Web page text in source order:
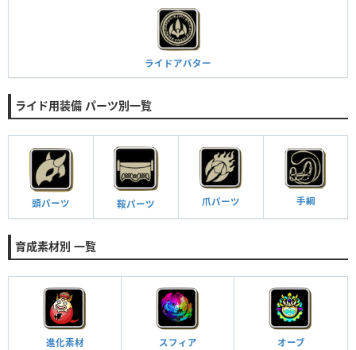
ライドアバター
ライド用装備 パーツ別一覧
頭パーツ 鞍パーツ 爪パーツ 手綱
育成素材別 一覧
進化素材 スフィア オーブ